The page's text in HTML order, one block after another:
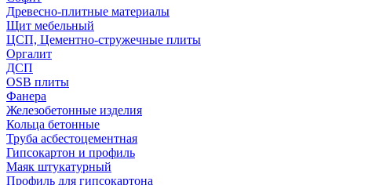
Древесно-плитные материалы
Щит мебельный
ЦСП, Цементно-стружечные плиты
Оргалит
ДСП
OSB плиты
Фанера
Железобетонные изделия
Кольца бетонные
Труба асбестоцементная
Гипсокартон и профиль
Маяк штукатурный
Профиль для гипсокартона